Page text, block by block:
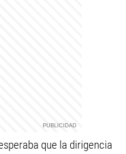
que la dirigencia